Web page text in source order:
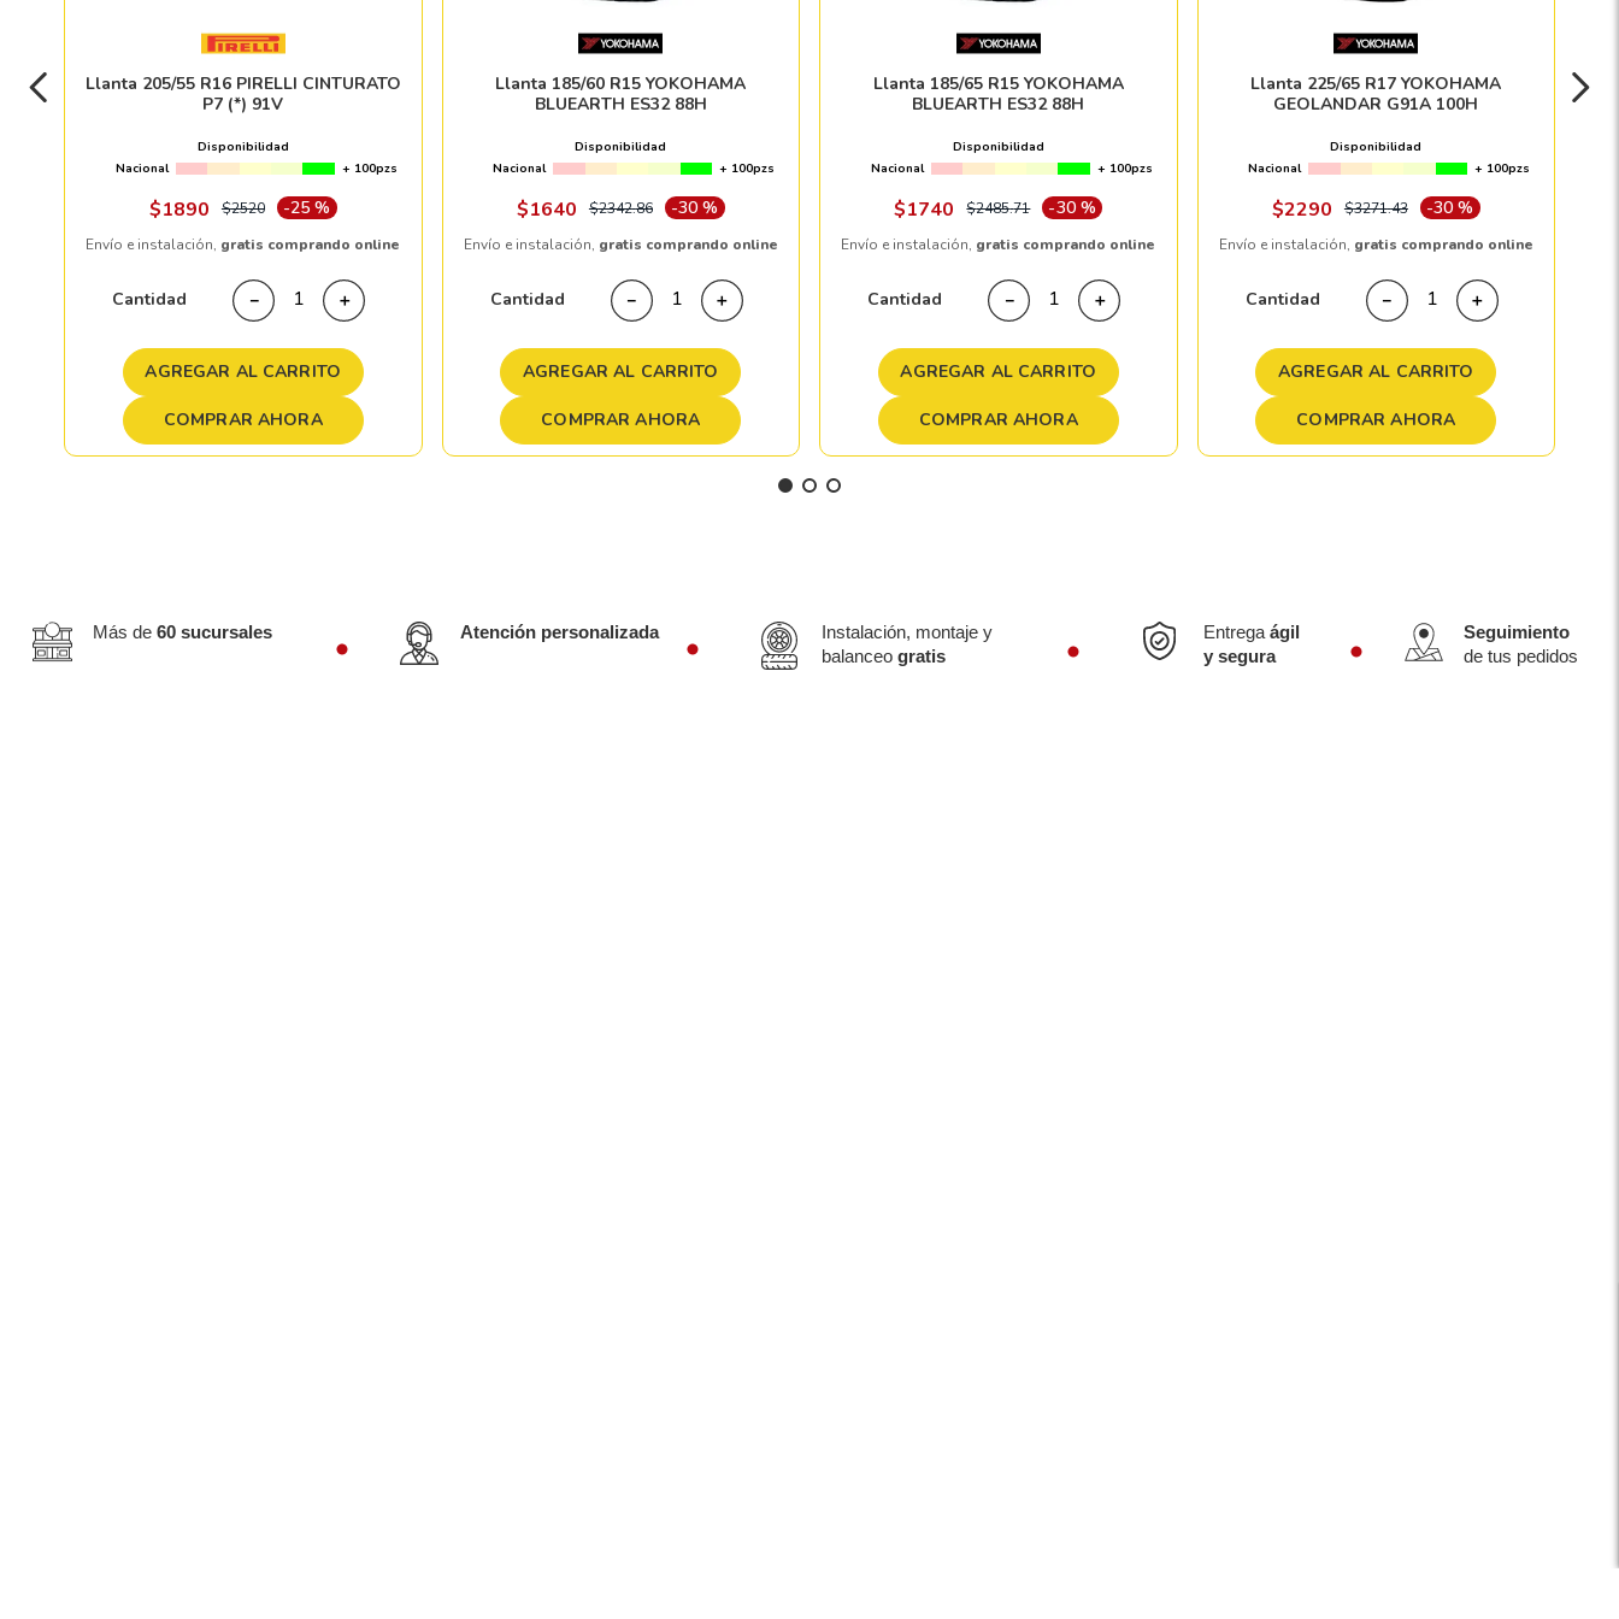
Llanta 205/55 R16 PIRELLI CINTURATO
P7 (*) 91V
Disponibilidad
Nacional
+ 100pzs
$1890 $2520 -25 %
Envío e instalación, gratis comprando online
Cantidad ＋
－
AGREGAR AL CARRITO
COMPRAR AHORA
Llanta 185/60 R15 YOKOHAMA
BLUEARTH ES32 88H
Disponibilidad
Nacional
+ 100pzs
$1640 $2342.86 -30 %
Envío e instalación, gratis comprando online
Cantidad ＋
－
AGREGAR AL CARRITO
COMPRAR AHORA
Llanta 185/65 R15 YOKOHAMA
BLUEARTH ES32 88H
Disponibilidad
Nacional
+ 100pzs
$1740 $2485.71 -30 %
Envío e instalación, gratis comprando online
Cantidad ＋
－
AGREGAR AL CARRITO
COMPRAR AHORA
Llanta 225/65 R17 YOKOHAMA
GEOLANDAR G91A 100H
Disponibilidad
Nacional
+ 100pzs
$2290 $3271.43 -30 %
Envío e instalación, gratis comprando online
Cantidad ＋
－
AGREGAR AL CARRITO
COMPRAR AHORA
Más de60 sucursales Atención personalizada
Instalación, montaje y
balanceogratis
Entrega ágil
y segura
Seguimiento
de tus pedidos